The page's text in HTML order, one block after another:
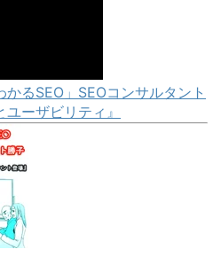
かるSEO」SEOコンサルタント
ーザビリティ』